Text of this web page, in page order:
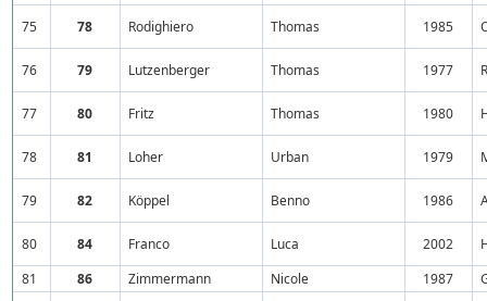
75 78 Rodighiero Thomas 1985
76 79 Lutzenberger Thomas 1977
77 80 Fritz Thomas 1980
78 81 Loher Urban 1979
79 82 Köppel Benno 1986
80 84 Franco Luca 2002
81
86 Zimmermann Nicole 1987